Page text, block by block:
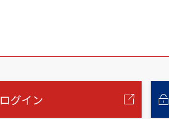
ログイン